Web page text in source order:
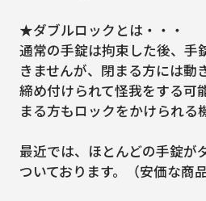
★ダブルロックとは・・・
通常の手錠は拘束した後、手
きませんが、閉まる方には動
締め付けられて怪我をする可
まる方もロックをかけられる
最近では、ほとんどの手錠が
ついております。（安価な商